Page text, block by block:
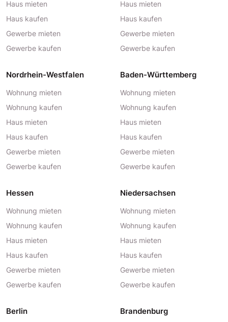
Haus mieten
Haus kaufen
Gewerbe mieten
Gewerbe kaufen
Haus mieten
Haus kaufen
Gewerbe mieten
Gewerbe kaufen
Nordrhein-Westfalen
Wohnung mieten
Wohnung kaufen
Haus mieten
Haus kaufen
Gewerbe mieten
Gewerbe kaufen
Baden-Württemberg
Wohnung mieten
Wohnung kaufen
Haus mieten
Haus kaufen
Gewerbe mieten
Gewerbe kaufen
Hessen
Wohnung mieten
Wohnung kaufen
Haus mieten
Haus kaufen
Gewerbe mieten
Gewerbe kaufen
Niedersachsen
Wohnung mieten
Wohnung kaufen
Haus mieten
Haus kaufen
Gewerbe mieten
Gewerbe kaufen
Berlin Brandenburg